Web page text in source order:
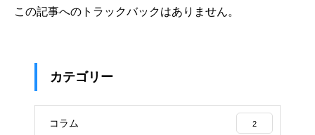
この記事へのトラックバックはありません。
カテゴリー
コラム 2